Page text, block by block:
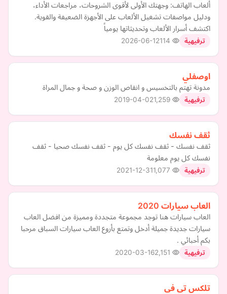
ألعاب الهاتف: وجهتك الأولى لأقوى الشروحات، مراجعات الأداء،
ودليل مواصفات تشغيل الألعاب على الأجهزة الضعيفة والقوية.
اكتشف أسرار الألعاب وتحديثاتها يومياً
ترفيهية 2026-06-12
اوصفلي
مدونة تهتم بالتخسيس و انقاص الوزن و صحة و جمال المراة
ترفيهية 2019-04-02
ثقف نفسك
ثقف نفسك - ثقف نفسك كل يوم - ثقف نفسك صحيا - ثقف
نفسك كل يوم معلومة
ترفيهية 2021-12-31
العاب سيارات 2020
العاب سيارات هنا توجد مجموعة متجددة ومميزة من افضل العاب
سيارات جديدة جميلة أدخل وتمتع بأروع العاب سيارات السباق مرحبا
بكم أحبائي .
ترفيهية 2020-03-16
تلكس تي في